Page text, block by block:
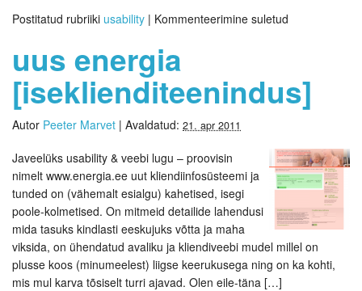
Postitatud rubriiki usability | Kommenteerimine suletud
uus energia
[iseklienditeenindus]
Autor Peeter Marvet | Avaldatud: 21. apr 2011
Javeelüks usability & veebi lugu – proovisin
nimelt www.energia.ee uut kliendiinfosüsteemi ja
tunded on (vähemalt esialgu) kahetised, isegi
poole-kolmetised. On mitmeid detailide lahendusi
mida tasuks kindlasti eeskujuks võtta ja maha
viksida, on ühendatud avaliku ja kliendiveebi mudel millel on
plusse koos (minumeelest) liigse keerukusega ning on ka kohti,
mis mul karva tõsiselt turri ajavad. Olen eile-täna […]